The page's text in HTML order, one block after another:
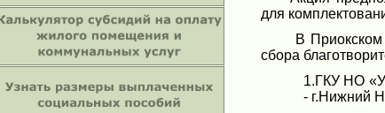
для
В Приокском
сбора
1.ГКУ НО
- г.Нижний